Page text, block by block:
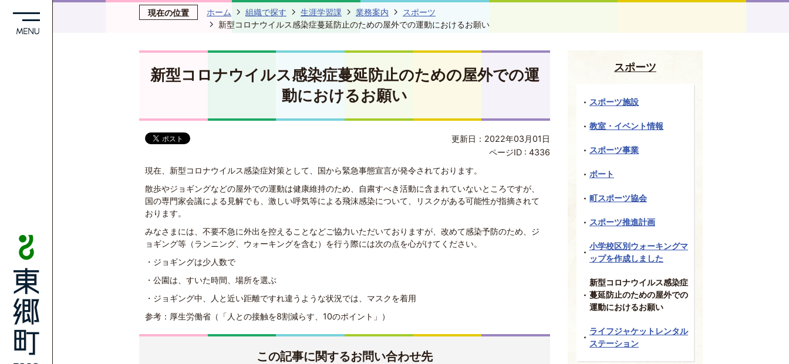
現在の位置 ホーム 組織で探す 生涯学習課 業務案内
スポーツ
新型コロナウイルス感染症蔓延防止のための屋外での運動におけるお願い
新型コロナウイルス感染症蔓延防止のための屋外での運
動におけるお願い
更新日：2022年03月01日
ページID : 4336
現在、新型コロナウイルス感染症対策として、国から緊急事態宣言が発令されております。
散歩やジョギングなどの屋外での運動は健康維持のため、自粛すべき活動に含まれていないところですが、
国の専門家会議による見解でも、激しい呼気等による飛沫感染について、リスクがある可能性が指摘されて
おります。
みなさまには、不要不急に外出を控えることなどご協力いただいておりますが、改めて感染予防のため、ジ
ョギング等（ランニング、ウォーキングを含む）を行う際には次の点を心がけてください。
・ジョギングは少人数で
・公園は、すいた時間、場所を選ぶ
・ジョギング中、人と近い距離ですれ違うような状況では、マスクを着用
参考：厚生労働省（「人との接触を8割減らす、10のポイント」）
この記事に関するお問い合わせ先
スポーツ
スポーツ施設
教室・イベント情報
スポーツ事業
ボート
町スポーツ協会
スポーツ推進計画
小学校区別ウォーキングマ
ップを作成しました
新型コロナウイルス感染症
蔓延防止のための屋外での
運動におけるお願い
ライフジャケットレンタル
ステーション